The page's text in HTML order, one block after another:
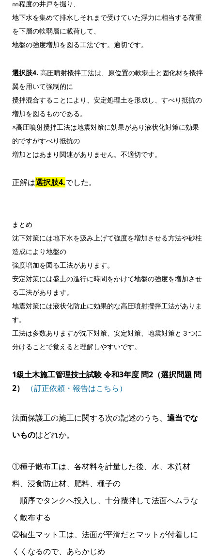
㎜程度の井戸を掘り、
地下水を集めて排水しそれまで受けていた浮力に相当する荷重
を下層の軟弱層に載荷して、
地盤の強度増加を図る工法です。適切です。
選択肢4. 高圧噴射攪拌工法は、原位置の軟弱土と固化材を攪拌
翼を用いて強制的に
攪拌混合することにより、安定処理土を形成し、すべり抵抗の
増加を図るものである。
×高圧噴射攪拌工法は地震対策に効果があり液状化対策に効果
的ですがすべり抵抗の
増加とはあまり関連がありません。不適切です。
正解は選択肢4.でした。
まとめ
沈下対策には地下水を汲み上げて強度を増加させる方法や砂柱
造成により地盤の
強度増加を図る工法があります。
安定対策には盛土の進行に時間をかけて地盤の強度を増加させ
る工法があります。
地震対策には液状化防止に効果的な高圧噴射攪拌工法がありま
す。
工法は多数ありますが沈下対策、安定対策、地震対策と３つに
分けることで覚えると理解しやすいです。
1級土木施工管理技士試験 令和3年度 問2（選択問題 問
2）
（訂正依頼・報告はこちら）
法面保護工の施工に関する次の記述のうち、 適当でな
いものはどれか。
①種子散布工は、各材料を計量した後、水、木質材
料、浸食防止材、肥料、種子の
順序でタンクへ投入し、十分攪拌して法面へムラな
く散布する
②植生マット工は、法面が平滑だとマットが付着しに
くくなるので、あらかじめ